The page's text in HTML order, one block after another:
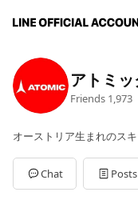
アトミ
Friends 1,973
オーストリア生まれのスキ
Chat Posts